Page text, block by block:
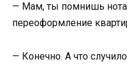
— Мам, ты помнишь
переоформление
— Конечно. А что